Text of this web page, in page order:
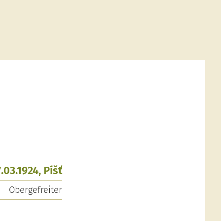
Píšť
Obergefreiter